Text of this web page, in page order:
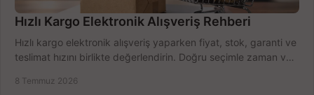
Hızlı Kargo Elektronik Alışveriş Rehberi
Hızlı kargo elektronik alışveriş yaparken fiyat, stok, garanti ve
teslimat hızını birlikte değerlendirin. Doğru seçimle zaman ve
8 Temmuz 2026